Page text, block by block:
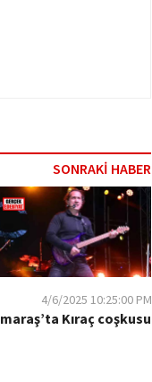
SONRAKİ HABER
4/6/2025 10:25:00 PM
Kıraç coşkusu